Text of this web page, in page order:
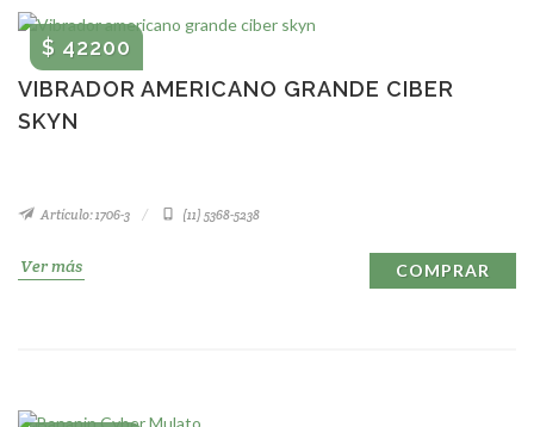
VIBRADOR AMERICANO GRANDE CIBER
SKYN
$ 42200
Artículo: 1706-3 (11) 5368-5238
Ver más COMPRAR